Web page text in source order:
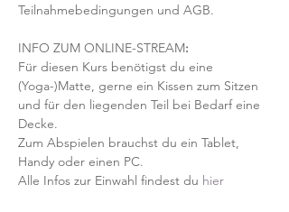
Teilnahmebedingungen und AGB.
INFO ZUM ONLINE-STREAM:
Für diesen Kurs benötigst du eine
(Yoga-)Matte, gerne ein Kissen zum Sitzen
und für den liegenden Teil bei Bedarf eine
Decke.
Zum Abspielen brauchst du ein Tablet,
Handy oder einen PC.
Alle Infos zur Einwahl findest du hier